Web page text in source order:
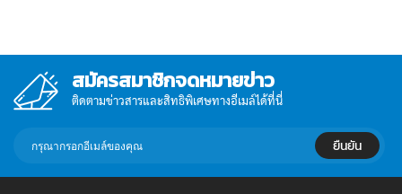
สมัครสมาชิกจดหมายข่าว
ติดตามข่าวสารและสิทธิพิเศษทางอีเมล์ได้ที่นี่
อีเมล์
ยืนยัน